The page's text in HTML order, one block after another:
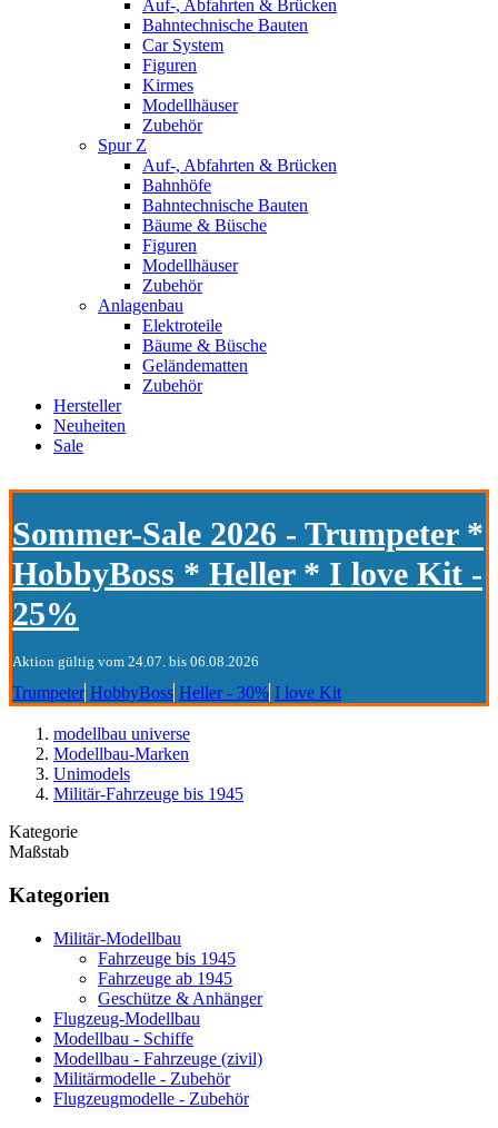
Auf-, Abfahrten & Brücken
Bahntechnische Bauten
Car System
Figuren
Kirmes
Modellhäuser
Zubehör
Spur Z
Auf-, Abfahrten & Brücken
Bahnhöfe
Bahntechnische Bauten
Bäume & Büsche
Figuren
Modellhäuser
Zubehör
Anlagenbau
Elektroteile
Bäume & Büsche
Geländematten
Zubehör
Hersteller
Neuheiten
Sale
Sommer-Sale 2026 - Trumpeter *
HobbyBoss * Heller * I love Kit -
25%
Aktion gültig vom 24.07. bis 06.08.2026
Trumpeter HobbyBoss Heller - 30% I love Kit
modellbau universe
Modellbau-Marken
Unimodels
Militär-Fahrzeuge bis 1945
Kategorie
Maßstab
Kategorien
Militär-Modellbau
Fahrzeuge bis 1945
Fahrzeuge ab 1945
Geschütze & Anhänger
Flugzeug-Modellbau
Modellbau - Schiffe
Modellbau - Fahrzeuge (zivil)
Militärmodelle - Zubehör
Flugzeugmodelle - Zubehör